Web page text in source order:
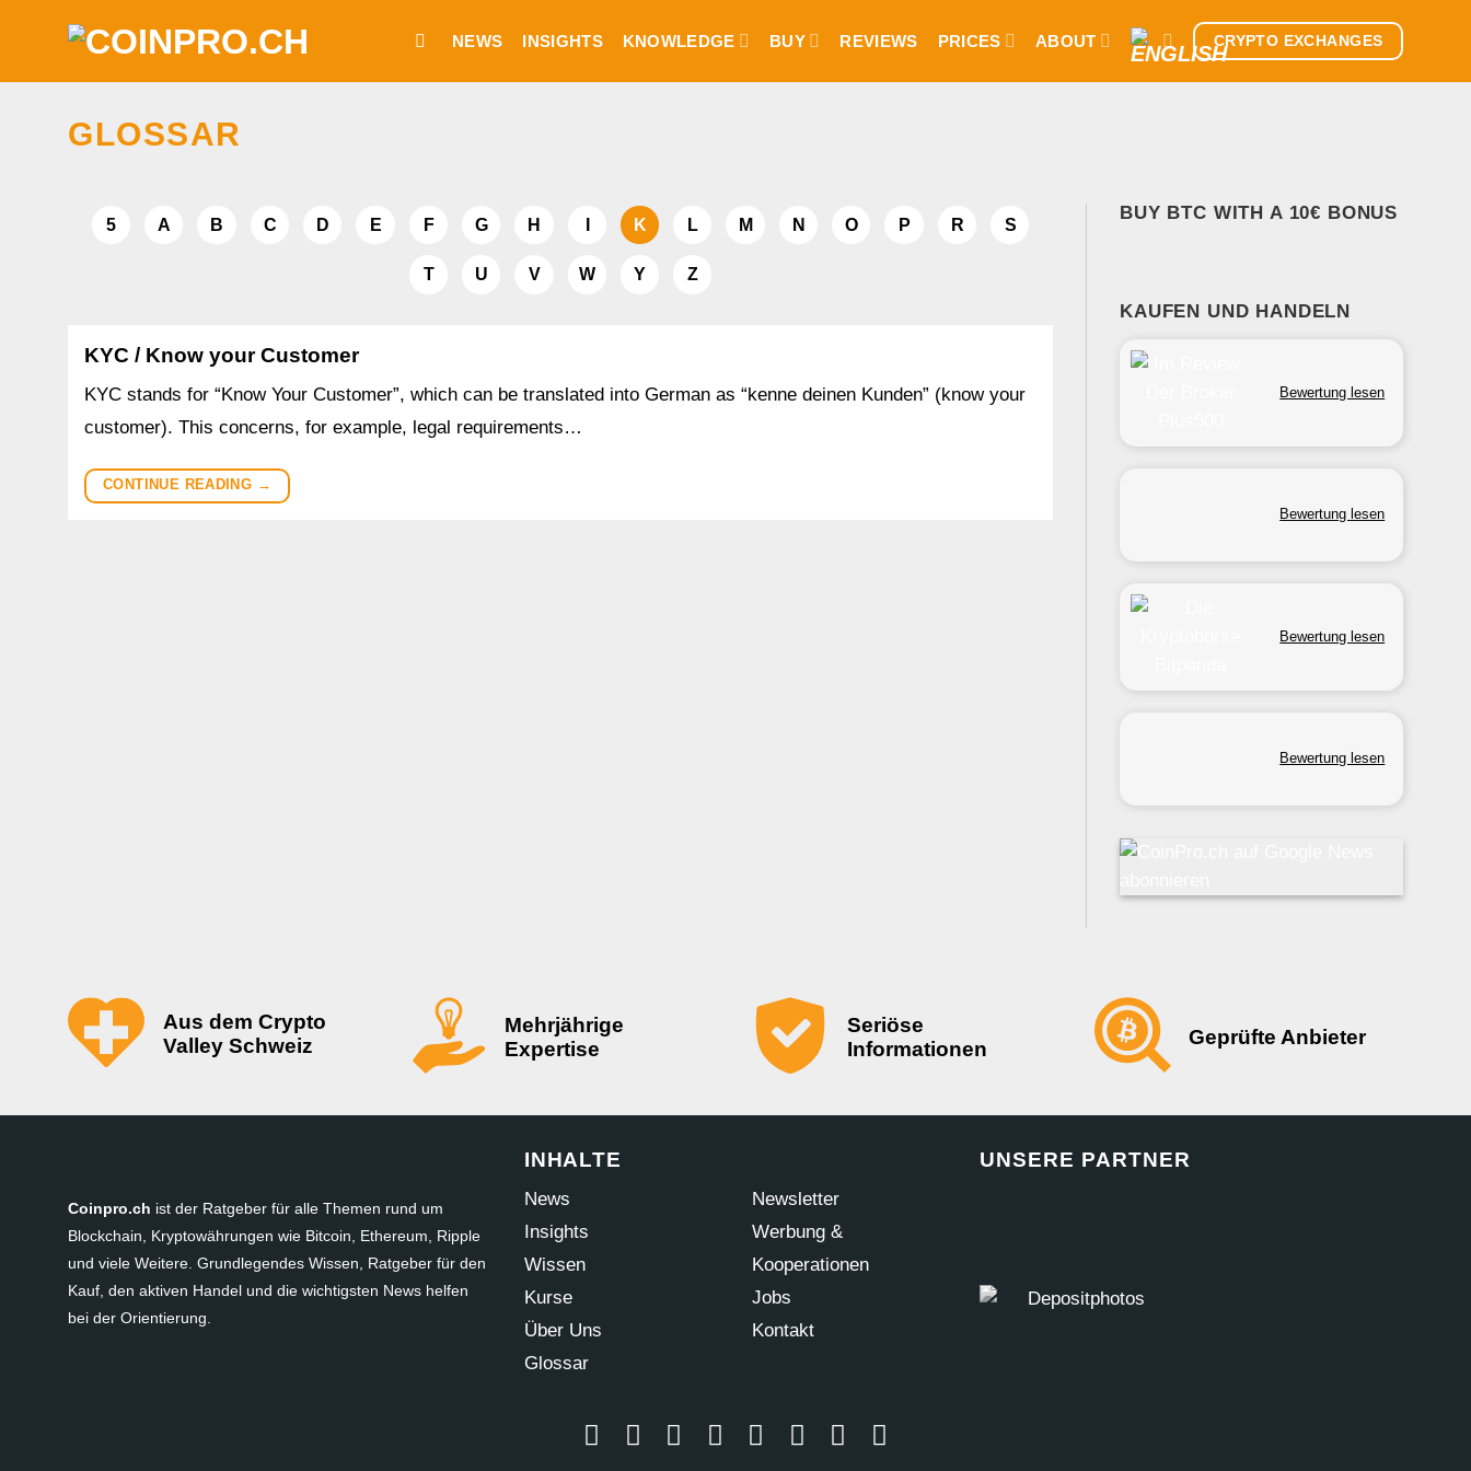
NEWS INSIGHTS KNOWLEDGE BUY REVIEWS PRICES ABOUT CRYPTO EXCHANGES
GLOSSAR
5 A B C D E F G H K L M N O P R S
T U V W Y Z
KYC / Know your Customer
KYC stands for “Know Your Customer”, which can be translated into German as “kenne deinen Kunden” (know your
customer). This concerns, for example, legal requirements…
CONTINUE READING →
BUY BTC WITH A 10€ BONUS
KAUFEN UND HANDELN
Bewertung lesen
Bewertung lesen
Bewertung lesen
Bewertung lesen
Aus dem Crypto
Valley Schweiz
Mehrjährige
Expertise
Seriöse
Informationen
Geprüfte Anbieter
Coinpro.ch ist der Ratgeber für alle Themen rund um
Blockchain, Kryptowährungen wie Bitcoin, Ethereum, Ripple
und viele Weitere. Grundlegendes Wissen, Ratgeber für den
Kauf, den aktiven Handel und die wichtigsten News helfen
bei der Orientierung.
INHALTE
News
Insights
Wissen
Kurse
Über Uns
Glossar
Newsletter
Werbung &
Kooperationen
Jobs
Kontakt
UNSERE PARTNER